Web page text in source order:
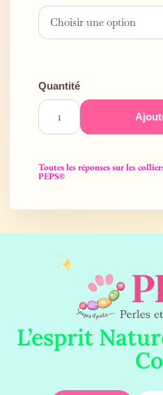
Toutes les réponses sur les
PEPS®
L’esprit